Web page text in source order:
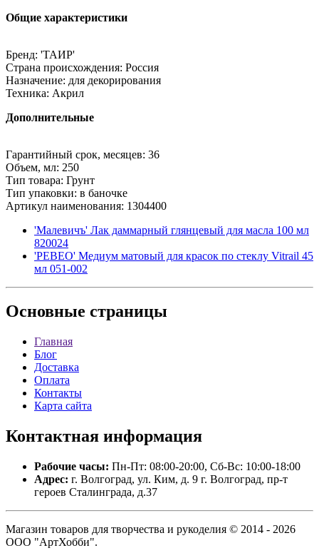
Общие характеристики
Бренд: 'ТАИР'
Страна происхождения: Россия
Назначение: для декорирования
Техника: Акрил
Дополнительные
Гарантийный срок, месяцев: 36
Объем, мл: 250
Тип товара: Грунт
Тип упаковки: в баночке
Артикул наименования: 1304400
'Малевичъ' Лак даммарный глянцевый для масла 100 мл
820024
'PEBEO' Медиум матовый для красок по стеклу Vitrail 45
мл 051-002
Основные страницы
Главная
Блог
Доставка
Оплата
Контакты
Карта сайта
Контактная информация
Рабочие часы: Пн-Пт: 08:00-20:00, Сб-Вс: 10:00-18:00
Адрес: г. Волгоград, ул. Ким, д. 9 г. Волгоград, пр-т
героев Сталинграда, д.37
Магазин товаров для творчества и рукоделия © 2014 - 2026
ООО "АртХобби".